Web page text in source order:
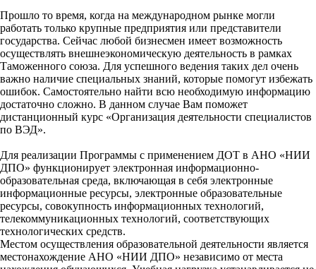
Прошло то время, когда на международном рынке могли
работать только крупные предприятия или представители
государства. Сейчас любой бизнесмен имеет возможность
осуществлять внешнеэкономическую деятельность в рамках
Таможенного союза. Для успешного ведения таких дел очень
важно наличие специальных знаний, которые помогут избежать
ошибок. Самостоятельно найти всю необходимую информацию
достаточно сложно. В данном случае Вам поможет
дистанционный курс «Организация деятельности специалистов
по ВЭД».
Для реализации Программы с применением ДОТ в АНО «НИИ
ДПО» функционирует электронная информационно-
образовательная среда, включающая в себя электронные
информационные ресурсы, электронные образовательные
ресурсы, совокупность информационных технологий,
телекоммуникационных технологий, соответствующих
технологических средств.
Местом осуществления образовательной деятельности является
местонахождение АНО «НИИ ДПО» независимо от места